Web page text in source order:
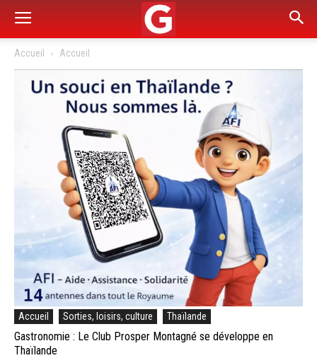
Accueil Accueil
Accueil Sorties, loisirs, culture Thaïlande
Gastronomie : Le Club Prosper Montagné se développe en
Thaïlande